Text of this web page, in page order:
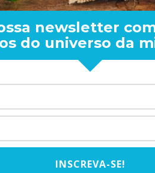
SPEAKEASY – THE BOOK
BOA
TOM OLIVEIRA
newsletter
do universo da
INSCREVA-SE!